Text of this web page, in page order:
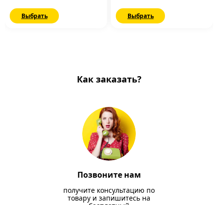
Выбрать Выбрать
Как заказать?
Позвоните нам
получите консультацию по
товару и запишитесь на